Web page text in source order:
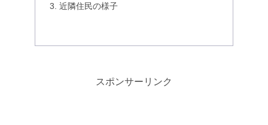
近隣住民の様子
スポンサーリンク